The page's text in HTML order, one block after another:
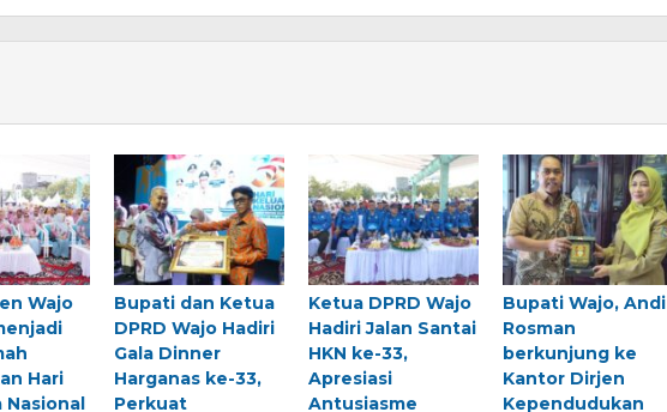
Wajo
Hari
Nasional
Bupati dan Ketua
DPRD Wajo Hadiri
Gala Dinner
Harganas ke-33,
Perkuat
Ketua DPRD Wajo
Hadiri Jalan Santai
HKN ke-33,
Apresiasi
Antusiasme
Bupati Wajo, Andi
Rosman
berkunjung ke
Kantor Dirjen
Kependudukan